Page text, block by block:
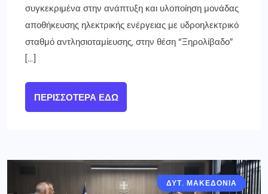
συγκεκριμένα στην ανάπτυξη και υλοποίηση μονάδας
αποθήκευσης ηλεκτρικής ενέργειας με υδροηλεκτρικό
σταθμό αντλησιοταμίευσης, στην θέση “Ξηρολίβαδο”
[…]
ΠΕΡΙΣΣΌΤΕΡΑ ΕΔΏ
ΔΥΤ. ΜΑΚΕΔΟΝΙΑ